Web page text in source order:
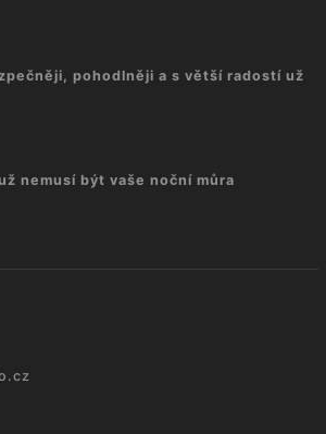
pohodlněji a s větší radostí už
nemusí být vaše noční můra